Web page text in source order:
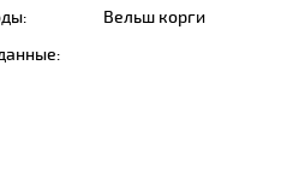
Вельш корги